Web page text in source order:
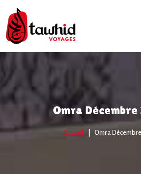
Omra Décembre
Accueil Omra